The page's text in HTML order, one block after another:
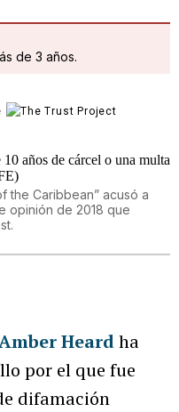
de 3 años.
the Caribbean” acusó a
opinión de 2018 que
Heardha
por el que fue
difamación